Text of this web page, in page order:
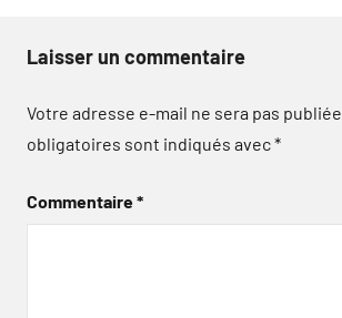
Laisser un commentaire
Votre adresse e-mail ne sera pas publiée.
obligatoires sont indiqués avec*
Commentaire*